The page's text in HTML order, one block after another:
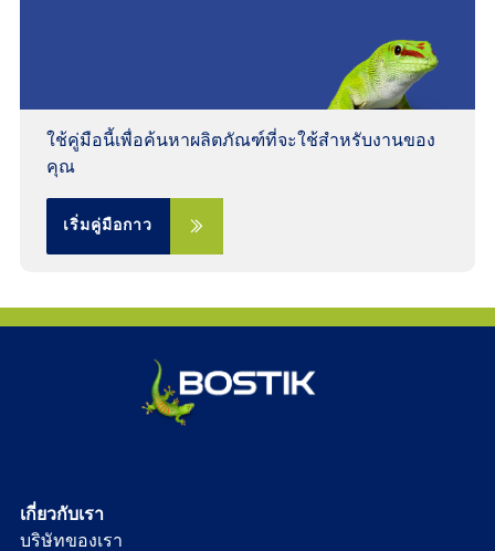
ใช้คู่มือนี้เพื่อค้นหาผลิตภัณฑ์ที่จะใช้สําหรับงานของ
คุณ
เริ่มคู่มือกาว
เกี่ยวกับเรา
บริษัทของเรา